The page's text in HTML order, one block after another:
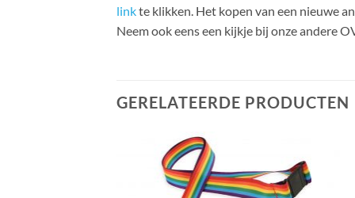
linkte klikken. Het kopen van een nieuwe
Neem ook eens een kijkje bij onze andere
GERELATEERDE PRODUCTEN